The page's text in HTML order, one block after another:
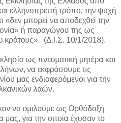
ελληνοπρεπή τρόπο, την ψυχή
μπορεί να αποδεχθεί την
ή παραγώγου της ως
κράτους». (Δ.Ι.Σ. 10/1/2018).
ως πνευματική μητέρα και
να εκφράσουμε τις
μας ενδιαφερόμενοι για την
λαών.
να ομιλούμε ως Ορθόδοξη
μας, για την οποία έχυσαν το